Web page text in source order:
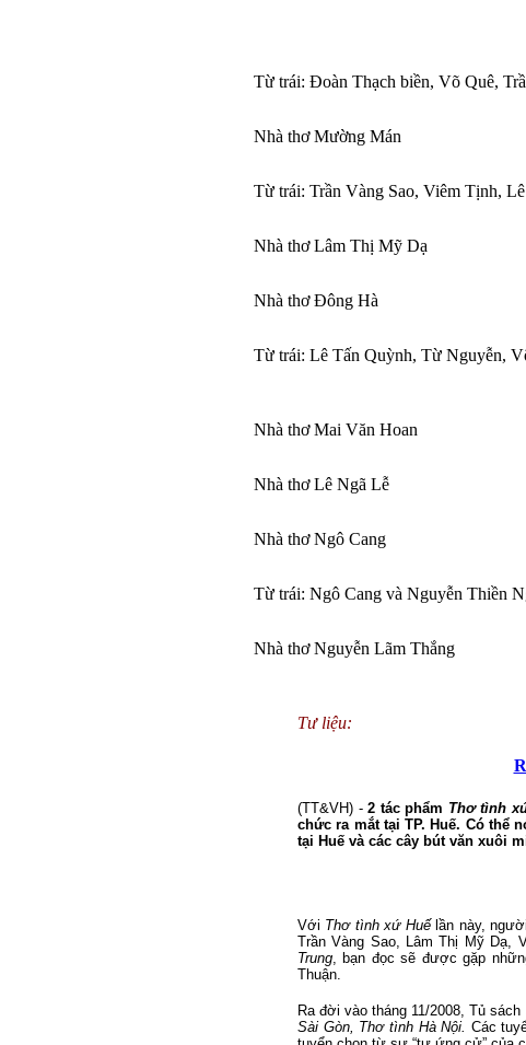
Từ trái: Đoàn Thạch biền, Võ Quê,
Nhà thơ Mường Mán
Từ trái: Trần Vàng Sao, Viêm Tịnh,
Nhà thơ Lâm Thị Mỹ Dạ
Nhà thơ Đông Hà
Từ trái: Lê Tấn Quỳnh, Từ Nguyễn,
Nhà thơ Mai Văn Hoan
Nhà thơ Lê Ngã Lễ
Nhà thơ Ngô Cang
Từ trái: Ngô Cang và Nguyễn Thiền
Nhà thơ Nguyễn Lãm Thắng
Tư liệu:
(TT&VH) -2 tác phẩm Thơ tình
chức ra mắt tại TP. Huế. Có thể
tại Huế và các cây bút văn xuôi
Với Thơ tình xứ Huếlần này,
Trần Vàng Sao, Lâm Thị Mỹ Dạ,
Trung , bạn đọc sẽ được gặp
Thuận.
Ra đời vào tháng 11/2008, Tủ
Sài Gòn, Thơ tình Hà Nội. Các